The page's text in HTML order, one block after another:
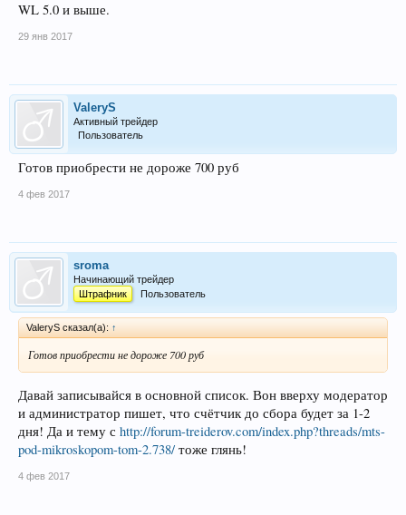
WL 5.0 и выше.
29 янв 2017
ValeryS
Активный трейдер
Пользователь
Готов приобрести не дороже 700 руб
4 фев 2017
sroma
Начинающий трейдер
Штрафник
Пользователь
ValeryS сказал(а): ↑
Готов приобрести не дороже 700 руб
Давай записывайся в основной список. Вон вверху модератор
и администратор пишет, что счётчик до сбора будет за 1-2
дня! Да и тему с http://forum-treiderov.com/index.php?threads/mts-
pod-mikroskopom-tom-2.738/ тоже глянь!
4 фев 2017